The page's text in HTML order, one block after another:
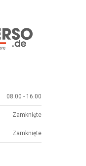
08.00 - 16.00
Zamknięte
Zamknięte